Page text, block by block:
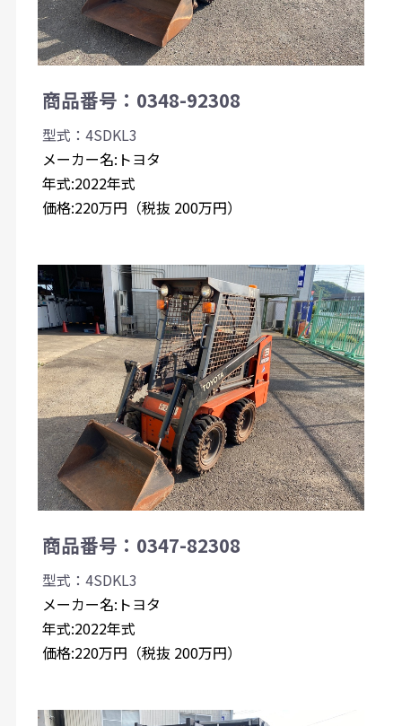
商品番号：0348-92308
型式：4SDKL3
メーカー名:トヨタ
年式:2022年式
価格:220万円（税抜 200万円）
商品番号：0347-82308
型式：4SDKL3
メーカー名:トヨタ
年式:2022年式
価格:220万円（税抜 200万円）